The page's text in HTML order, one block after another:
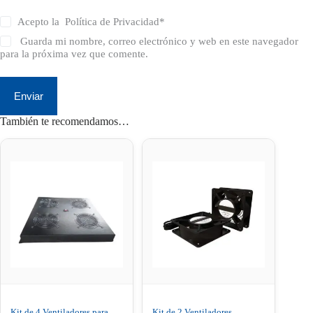
Acepto laPolítica de Privacidad*
Guarda mi nombre, correo electrónico y web en este navegador
para la próxima vez que comente.
Enviar
También te recomendamos…